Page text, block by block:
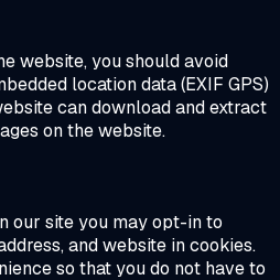
website, you should avoid
location data (EXIF GPS)
can download and extract
on the website.
our site you may opt-in to
and website in cookies.
so that you do not have to